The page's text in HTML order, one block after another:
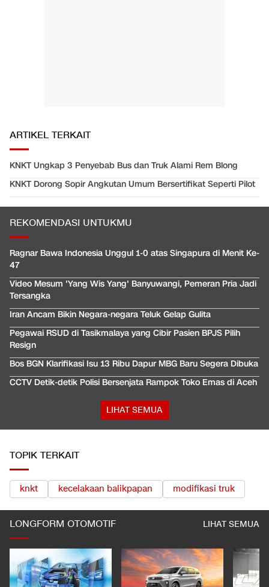
ARTIKEL TERKAIT
KNKT Ungkap 3 Penyebab Bus dan Truk Alami Rem Blong
KNKT Dorong Sopir Angkutan Umum Bersertifikat Seperti Pilot
REKOMENDASI UNTUKMU
Ragnar Bawa Indonesia Unggul 1-0 atas Singapura di Menit Ke-
47
Video Mesum 'Yang Wis Yang' Banyuwangi, Pemeran Pria Jadi
Tersangka
Iran Ancam Bikin Negara-negara Teluk Gelap Gulita
Pegawai RSUD di Tasikmalaya yang Cibir Pasien BPJS Pilih
Resign
Bos BGN Klarifikasi Isu 13 Ribu Dapur MBG Baru Segera Dibuka
CCTV Detik-detik Polisi Bersenjata Rampok Toko Emas di Aceh
LIHAT SEMUA
TOPIK TERKAIT
knkt kecelakaan balikpapan modifikasi truk
LONGFORM OTOMOTIF LIHAT SEMUA